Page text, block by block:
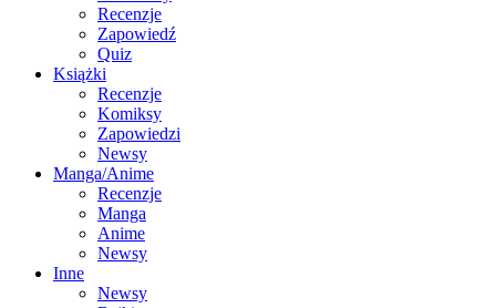
Recenzje
Zapowiedź
Quiz
Książki
Recenzje
Komiksy
Zapowiedzi
Newsy
Manga/Anime
Recenzje
Manga
Anime
Newsy
Inne
Newsy